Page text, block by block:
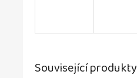
Související produkty